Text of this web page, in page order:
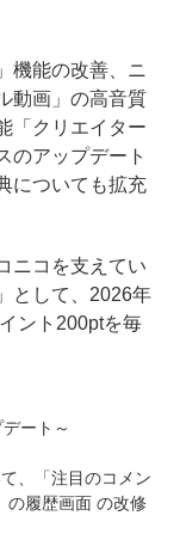
機能の改善、ニ
動画」の高音質
「クリエイター
のアップデート
についても拡充
ニコを支えてい
として、2026年
ント200ptを毎
ート～
、「注目のコメン
の履歴画面 の改修